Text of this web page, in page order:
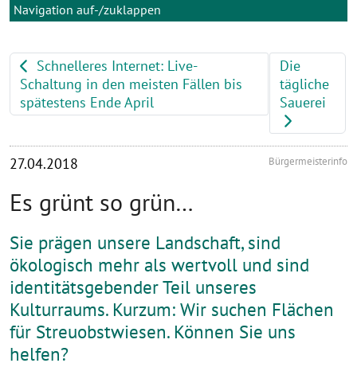
Navigation auf-/zuklappen
Schnelleres Internet: Live-
Schaltung in den meisten Fällen bis
spätestens Ende April
Die
tägliche
Sauerei
27.04.2018 Bürgermeisterinfo
Es grünt so grün…
Sie prägen unsere Landschaft, sind
ökologisch mehr als wertvoll und sind
identitätsgebender Teil unseres
Kulturraums. Kurzum: Wir suchen Flächen
für Streuobstwiesen. Können Sie uns
helfen?